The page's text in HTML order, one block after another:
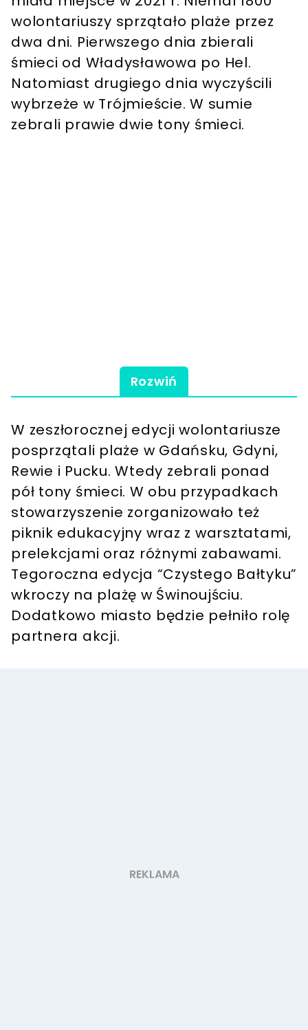
wolontariuszy sprzątało plaże przez
dwa dni. Pierwszego dnia zbierali
śmieci od Władysławowa po Hel.
Natomiast drugiego dnia wyczyścili
wybrzeże w Trójmieście. W sumie
zebrali prawie dwie tony śmieci.
Rozwiń
W zeszłorocznej edycji wolontariusze
posprzątali plaże w Gdańsku, Gdyni,
Rewie i Pucku. Wtedy zebrali ponad
pół tony śmieci. W obu przypadkach
stowarzyszenie zorganizowało też
piknik edukacyjny wraz z warsztatami,
prelekcjami oraz różnymi zabawami.
Tegoroczna edycja “Czystego Bałtyku”
wkroczy na plażę w Świnoujściu.
Dodatkowo miasto będzie pełniło rolę
partnera akcji.